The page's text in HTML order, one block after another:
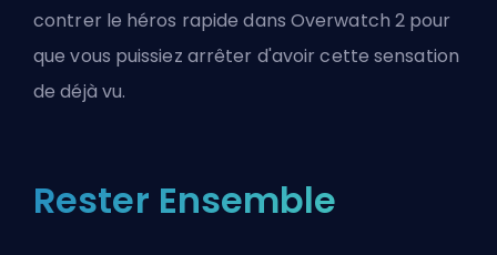
contrer le héros rapide dans Overwatch 2 pour
que vous puissiez arrêter d'avoir cette sensation
de déjà vu.
Rester Ensemble